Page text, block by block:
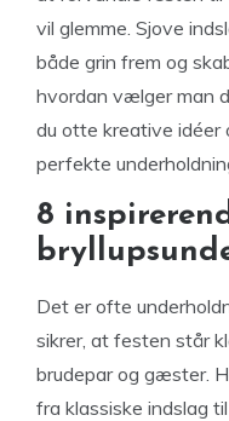
vil glemme. Sjove
både grin frem og
hvordan vælger man
du otte kreative idéer
perfekte
8
Det er ofte
sikrer, at festen står
brudepar og gæster.
fra klassiske indslag